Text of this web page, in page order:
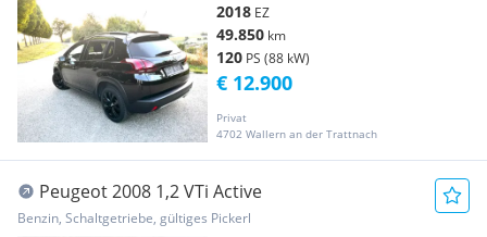
2018 EZ
49.850 km
120 PS (88 kW)
Privat
4702 Wallern an der Trattnach
€ 12.900
Peugeot 2008 1,2 VTi Active
Benzin, Schaltgetriebe, gültiges Pickerl